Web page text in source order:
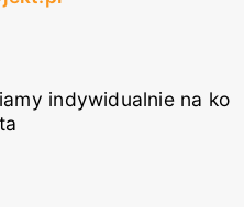
indywidualnie na ko